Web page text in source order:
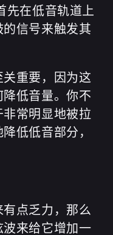
先在低音轨道上
信号来触发其
重要，因为这
低音量。你不
常明显地被拉
低低音部分，
点乏力，那么
来给它增加一